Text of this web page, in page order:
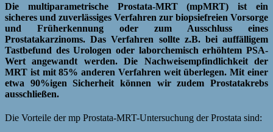
Die multiparametrische Prostata-MRT (mpMRT) ist ein
sicheres und zuverlässiges Verfahren zur biopsiefreien Vorsorge
und Früherkennung oder zum Ausschluss eines
Prostatakarzinoms. Das Verfahren sollte z.B. bei auffälligem
Tastbefund des Urologen oder laborchemisch erhöhtem PSA-
Wert angewandt werden. Die Nachweisempfindlichkeit der
MRT ist mit 85% anderen Verfahren weit überlegen. Mit einer
etwa 90%igen Sicherheit können wir zudem Prostatakrebs
ausschließen.
Die Vorteile der mp Prostata-MRT-Untersuchung der Prostata sind: